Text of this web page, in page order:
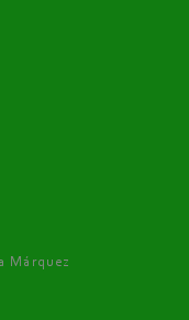
Márquez